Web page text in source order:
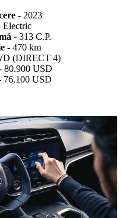
- 2023
Electric
- 313 C.P.
- 470 km
(DIRECT 4)
80.900 USD
76.100 USD